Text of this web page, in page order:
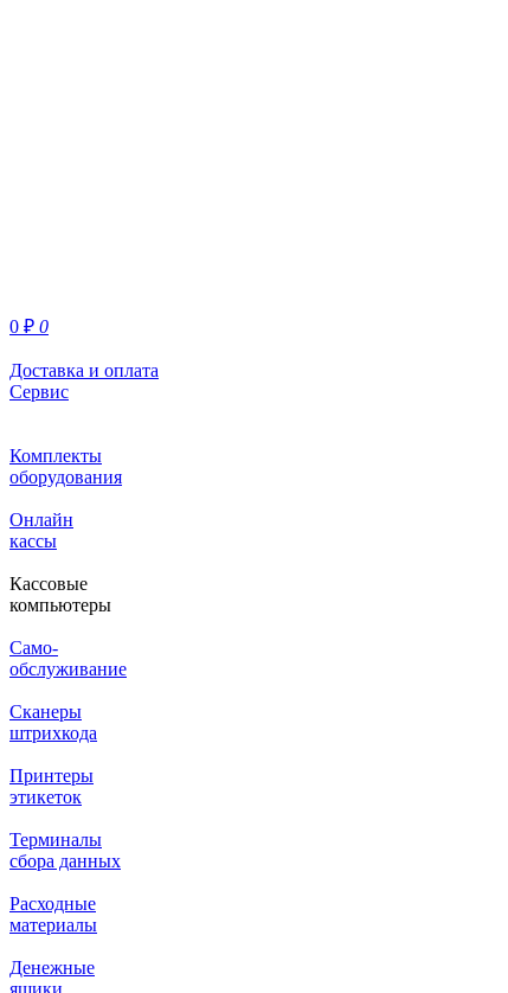
0 ₽ 0
Доставка и оплата
Сервис
Комплекты
оборудования
Онлайн
кассы
Кассовые
компьютеры
Само-
обслуживание
Сканеры
штрихкода
Принтеры
этикеток
Терминалы
сбора данных
Расходные
материалы
Денежные
ящики